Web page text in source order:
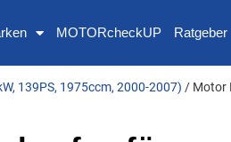
MOTORcheckUP Ratgeber
139PS, 1975ccm, 2000-2007) / Motor